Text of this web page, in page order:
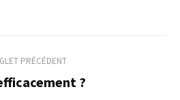
PRÉCÉDENT
Onglet
?